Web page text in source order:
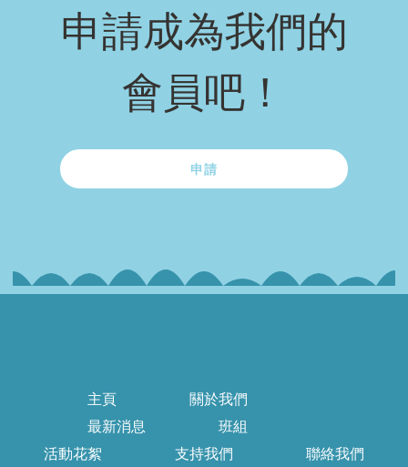
申請成為我們的
會員吧！
申請
主頁
關於我們
最新消息
班組
活動花絮
支持我們 聯絡我們